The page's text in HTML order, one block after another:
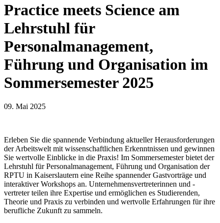
Practice meets Science am
Lehrstuhl für
Personalmanagement,
Führung und Organisation im
Sommersemester 2025
09. Mai 2025
Erleben Sie die spannende Verbindung aktueller Herausforderungen
der Arbeitswelt mit wissenschaftlichen Erkenntnissen und gewinnen
Sie wertvolle Einblicke in die Praxis! Im Sommersemester bietet der
Lehrstuhl für Personalmanagement, Führung und Organisation der
RPTU in Kaiserslautern eine Reihe spannender Gastvorträge und
interaktiver Workshops an. Unternehmensvertreterinnen und -
vertreter teilen ihre Expertise und ermöglichen es Studierenden,
Theorie und Praxis zu verbinden und wertvolle Erfahrungen für ihre
berufliche Zukunft zu sammeln.